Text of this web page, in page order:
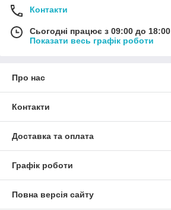
Контакти
Сьогодні працює з 09:00 до 18:00
Показати весь графік роботи
Про нас
Контакти
Доставка та оплата
Графік роботи
Повна версія сайту